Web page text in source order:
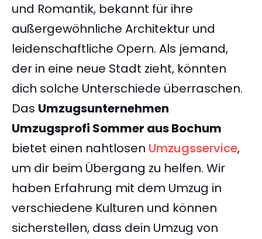
und Romantik, bekannt für ihre
außergewöhnliche Architektur und
leidenschaftliche Opern. Als jemand,
der in eine neue Stadt zieht, könnten
dich solche Unterschiede überraschen.
Das Umzugsunternehmen
Umzugsprofi Sommer aus Bochum
bietet einen nahtlosen Umzugsservice,
um dir beim Übergang zu helfen. Wir
haben Erfahrung mit dem Umzug in
verschiedene Kulturen und können
sicherstellen, dass dein Umzug von